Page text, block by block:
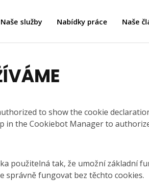
Naše služby Nabídky práce Naše
to show the cookie
in the Cookiebot Manager to
použitelná tak, že umožní základní
správně fungovat bez těchto cookies.